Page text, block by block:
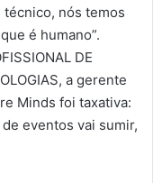
nós temos
é humano”.
DE
a gerente
Minds foi taxativa:
eventos vai sumir,